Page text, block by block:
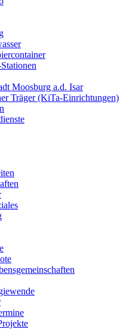
Moosburg a.d. Isar
Träger (KiTa-Einrichtungen)